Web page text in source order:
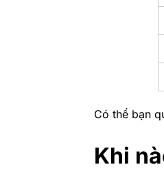
Có thể bạn
Khi